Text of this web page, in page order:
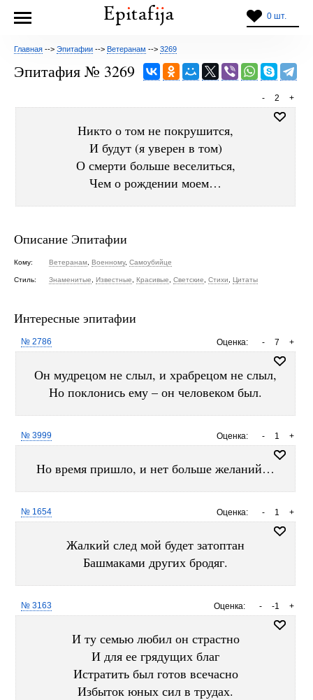
0 шт.
Главная --> Эпитафии --> Ветеранам --> 3269
Эпитафия № 3269
+
2
-
Никто о том не покрушится,
И будут (я уверен в том)
О смерти больше веселиться,
Чем о рождении моем…
Описание Эпитафии
Кому: Ветеранам Военному, Самоубийце
Стиль: Знаменитые Известные Красивые Светские Стихи Цитаты
Интересные эпитафии
Оценка: +
7
-
№ 2786
Он мудрецом не слыл, и храбрецом не слыл,
Но поклонись ему – он человеком был.
Оценка: +
1
-
№ 3999
Но время пришло, и нет больше желаний…
Оценка: +
1
-
№ 1654
Жалкий след мой будет затоптан
Башмаками других бродяг.
Оценка: +
-1
-
№ 3163
И ту семью любил он страстно
И для ее грядущих благ
Истратить был готов всечасно
Избыток юных сил в трудах.